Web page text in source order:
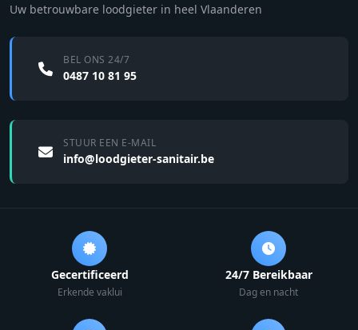
Uw betrouwbare loodgieter in heel Vlaanderen
BEL ONS 24/7
0487 10 81 95
STUUR EEN E-MAIL
info@loodgieter-sanitair.be
Gecertificeerd
Erkende vaklui
24/7 Bereikbaar
Dag en nacht